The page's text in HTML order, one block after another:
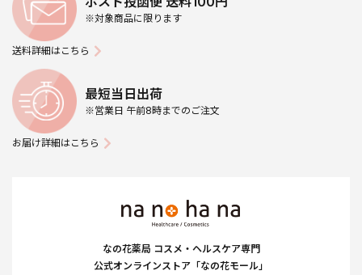
※対象商品に限ります
送料詳細はこちら
最短当日出荷
※営業日 午前8時までのご注文
お届け詳細はこちら
なの花薬局 コスメ・ヘルスケア専門
公式オンラインストア「なの花モール」